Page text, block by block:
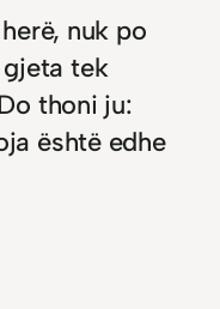
nuk po
gjeta tek
thoni ju:
është edhe